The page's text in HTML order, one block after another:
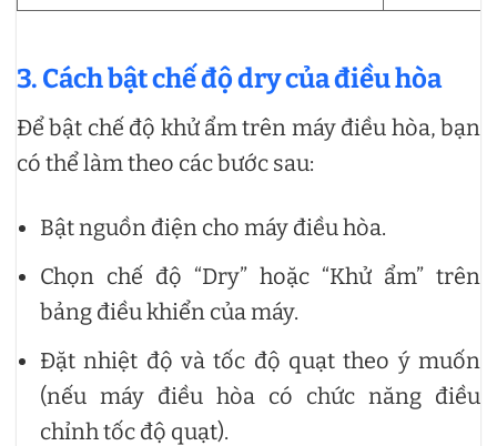
3. Cách bật chế độ dry của điều hòa
Để bật chế độ khử ẩm trên máy điều hòa, bạn
có thể làm theo các bước sau:
Bật nguồn điện cho máy điều hòa.
Chọn chế độ “Dry” hoặc “Khử ẩm” trên
bảng điều khiển của máy.
Đặt nhiệt độ và tốc độ quạt theo ý muốn
(nếu máy điều hòa có chức năng điều
chỉnh tốc độ quạt).